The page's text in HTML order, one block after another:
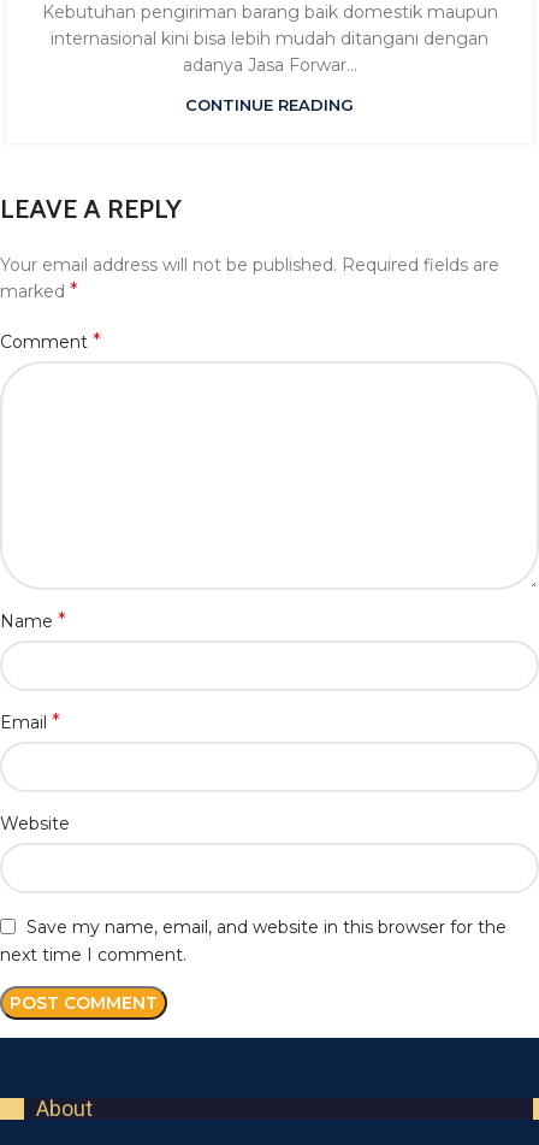
Kebutuhan pengiriman barang baik domestik maupun
internasional kini bisa lebih mudah ditangani dengan
adanya Jasa Forwar...
CONTINUE READING
LEAVE A REPLY
Your email address will not be published. Required fields are
marked *
Comment *
Name *
Email *
Website
Save my name, email, and website in this browser for the
next time I comment.
About